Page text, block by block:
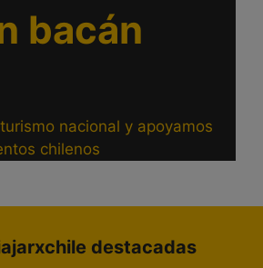
bacán
nacional y apoyamos
chilenos
destacadas